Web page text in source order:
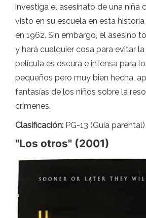
investiga el asesinato de una niña
visto en su escuela en esta
en 1962. Sin embargo, el asesino
y hará cualquier cosa para evitar
película es oscura e intensa para
pequeños pero muy bien hecha,
fantasías de los niños sobre la
crímenes.
Clasificación: PG-13 (Guía parental)
"Los otros" (2001)